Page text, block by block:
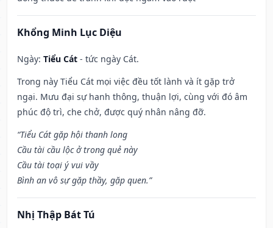
Khổng Minh Lục Diệu
Ngày: Tiểu Cát - tức ngày Cát.
Trong này Tiểu Cát mọi việc đều tốt lành và ít gặp trở
ngại. Mưu đại sự hanh thông, thuận lợi, cùng với đó âm
phúc độ trì, che chở, được quý nhân nâng đỡ.
“Tiểu Cát gặp hội thanh long
Cầu tài cầu lộc ở trong quẻ này
Cầu tài toại ý vui vầy
Bình an vô sự gặp thầy, gặp quen.”
Nhị Thập Bát Tú